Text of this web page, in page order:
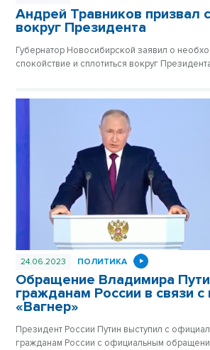
Андрей Травников призвал
вокруг Президента
Губернатор Новосибирской заявил о
спокойствие и сплотиться вокруг
24.06.2023 ПОЛИТИКА
Обращение Владимира
гражданам России в связи
«Вагнер»
Президент России Путин выступил с
гражданам России с официальным